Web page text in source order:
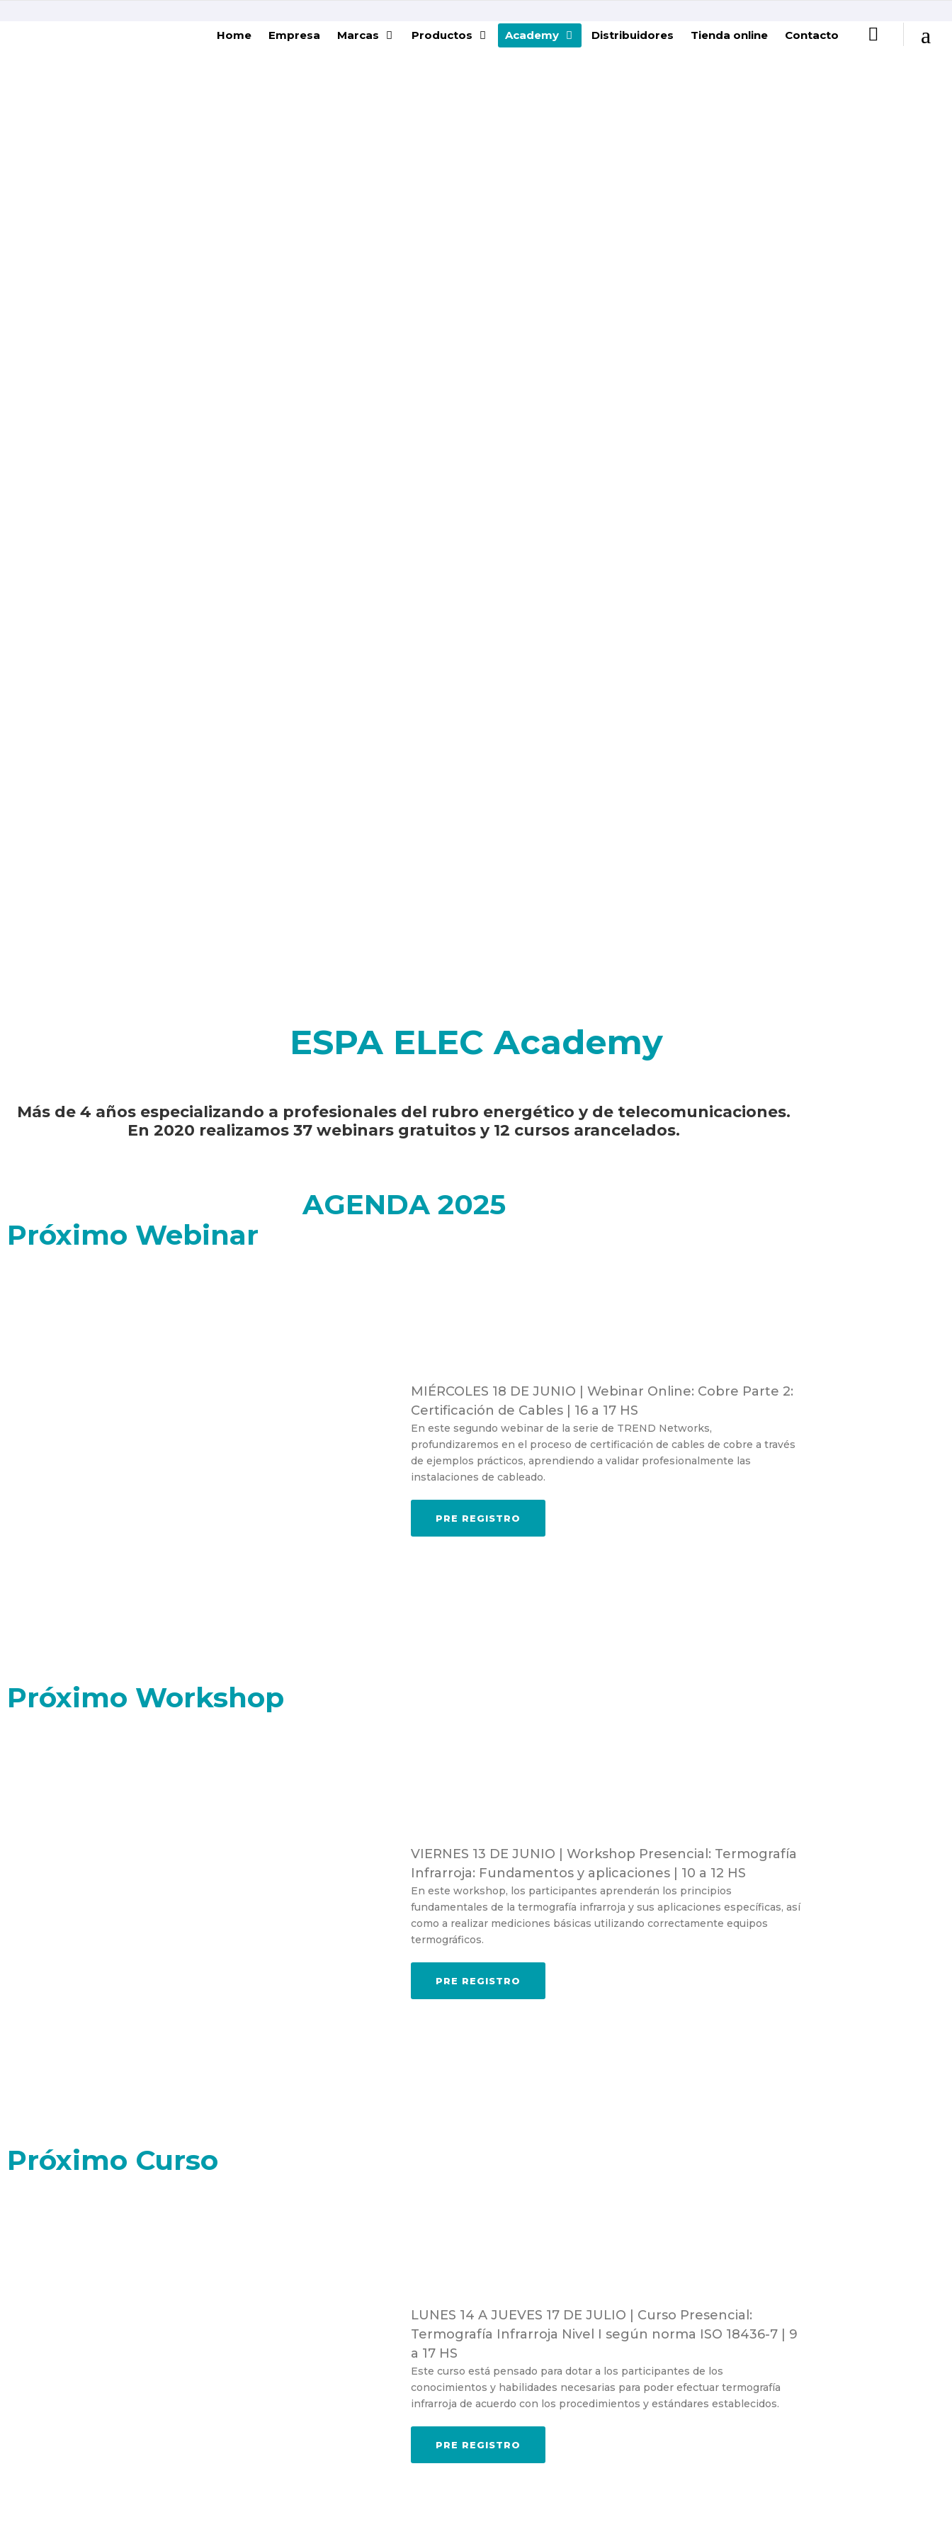
Home Empresa Marcas Productos Academy Distribuidores Tienda online Contacto
ESPA ELEC Academy
Más de 4 años especializando a profesionales del rubro energético y de telecomunicaciones.
En 2020 realizamos 37 webinars gratuitos y 12 cursos arancelados.
AGENDA 2025
Próximo Webinar
MIÉRCOLES 18 DE JUNIO | Webinar Online: Cobre Parte 2:
Certificación de Cables | 16 a 17 HS
En este segundo webinar de la serie de TREND Networks,
profundizaremos en el proceso de certificación de cables de cobre a través
de ejemplos prácticos, aprendiendo a validar profesionalmente las
instalaciones de cableado.
PRE REGISTRO
Próximo Workshop
VIERNES 13 DE JUNIO | Workshop Presencial: Termografía
Infrarroja: Fundamentos y aplicaciones | 10 a 12 HS
En este workshop, los participantes aprenderán los principios
fundamentales de la termografía infrarroja y sus aplicaciones específicas, así
como a realizar mediciones básicas utilizando correctamente equipos
termográficos.
PRE REGISTRO
Próximo Curso
LUNES 14 A JUEVES 17 DE JULIO | Curso Presencial:
Termografía Infrarroja Nivel I según norma ISO 18436-7 | 9
a 17 HS
Este curso está pensado para dotar a los participantes de los
conocimientos y habilidades necesarias para poder efectuar termografía
infrarroja de acuerdo con los procedimientos y estándares establecidos.
PRE REGISTRO